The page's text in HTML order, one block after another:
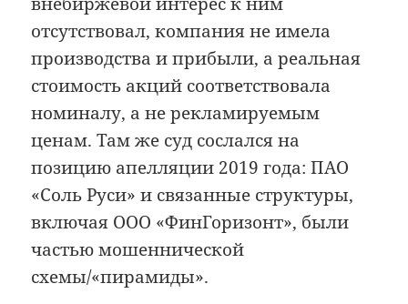
отсутствовал, компания не имела
производства и прибыли, а реальная
стоимость акций соответствовала
номиналу, а не рекламируемым
ценам. Там же суд сослался на
позицию апелляции 2019 года: ПАО
«Соль Руси» и связанные структуры,
включая ООО «ФинГоризонт», были
частью мошеннической
схемы/«пирамиды».